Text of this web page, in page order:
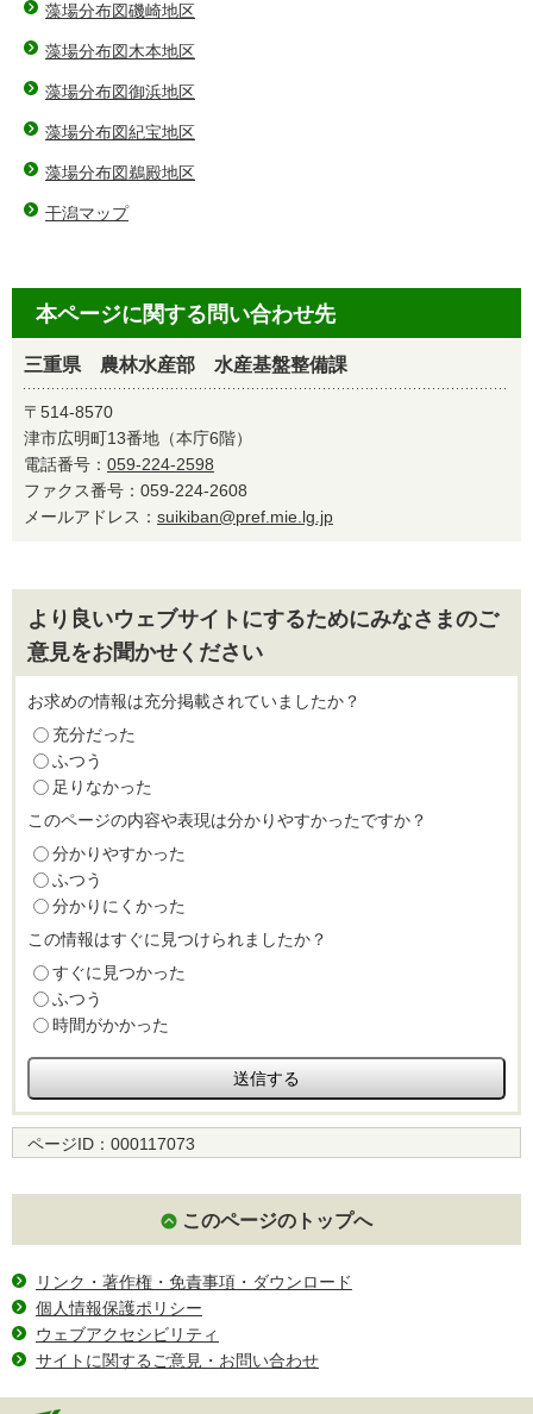
藻場分布図磯崎地区
藻場分布図木本地区
藻場分布図御浜地区
藻場分布図紀宝地区
藻場分布図鵜殿地区
干潟マップ
本ページに関する問い合わせ先
三重県 農林水産部 水産基盤整備課
〒514-8570
津市広明町13番地（本庁6階）
電話番号： 059-224-2598
ファクス番号：059-224-2608
メールアドレス： suikiban@pref.mie.lg.jp
より良いウェブサイトにするためにみなさまのご
意見をお聞かせください
お求めの情報は充分掲載されていましたか？
充分だった
ふつう
足りなかった
このページの内容や表現は分かりやすかったですか？
分かりやすかった
ふつう
分かりにくかった
この情報はすぐに見つけられましたか？
すぐに見つかった
ふつう
時間がかかった
ページID： 000117073
このページのトップへ
リンク・著作権・免責事項・ダウンロード
個人情報保護ポリシー
ウェブアクセシビリティ
サイトに関するご意見・お問い合わせ